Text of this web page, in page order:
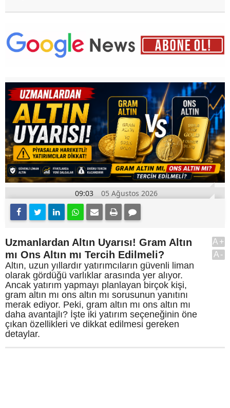
09:03 05 Ağustos 2026
Uzmanlardan Altın Uyarısı! Gram Altın
mı Ons Altın mı Tercih Edilmeli?
Altın, uzun yıllardır yatırımcıların güvenli liman
olarak gördüğü varlıklar arasında yer alıyor.
Ancak yatırım yapmayı planlayan birçok kişi,
gram altın mı ons altın mı sorusunun yanıtını
merak ediyor. Peki, gram altın mı ons altın mı
daha avantajlı? İşte iki yatırım seçeneğinin öne
çıkan özellikleri ve dikkat edilmesi gereken
detaylar.
A+
A-